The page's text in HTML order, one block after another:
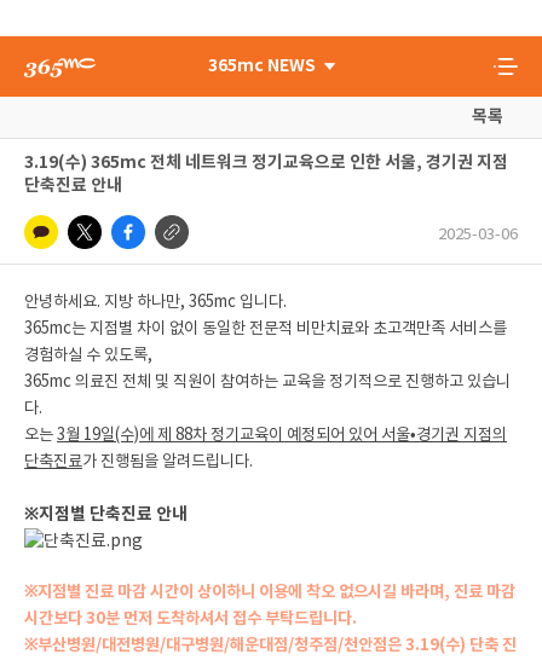
365mc NEWS
목록
3.19(수) 365mc 전체 네트워크 정기교육으로 인한 서울, 경기권 지점
단축진료 안내
2025-03-06
안녕하세요. 지방 하나만, 365mc 입니다.
365mc는 지점별 차이 없이 동일한 전문적 비만치료와 초고객만족 서비스를
경험하실 수 있도록,
365mc 의료진 전체 및 직원이 참여하는 교육을 정기적으로 진행하고 있습니
다.
오는3월 19일(수)에 제 88차 정기교육이 예정되어 있어 서울•경기권 지점의
단축진료가 진행됨을 알려드립니다.
※지점별 단축진료 안내
※지점별 진료 마감 시간이 상이하니 이용에 착오 없으시길 바라며, 진료 마감
시간보다 30분 먼저 도착하셔서 접수 부탁드립니다.
※부산병원/대전병원/대구병원/해운대점/청주점/천안점은 3.19(수) 단축 진